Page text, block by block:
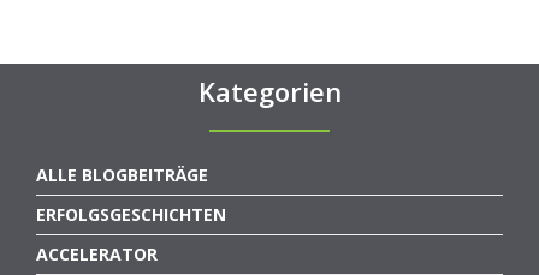
Kategorien
ALLE BLOGBEITRÄGE
ERFOLGSGESCHICHTEN
ACCELERATOR